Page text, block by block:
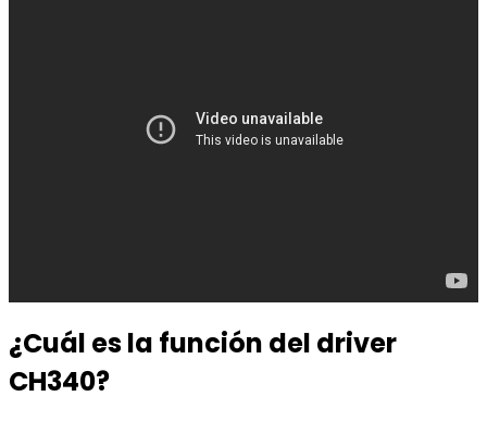
¿Cuál es la función del driver
CH340?